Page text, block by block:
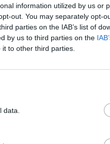
information utilized by us or
out. You may separately opt-
parties on the IAB’s list of
by us to third parties on the
to other third parties.
Ταυτότητα